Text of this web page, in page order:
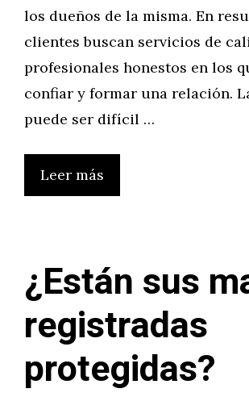
los dueños de la misma. En
clientes buscan servicios de
profesionales honestos en los
confiar y formar una relación.
puede ser difícil …
Leer más
¿Están sus
registradas
protegidas?